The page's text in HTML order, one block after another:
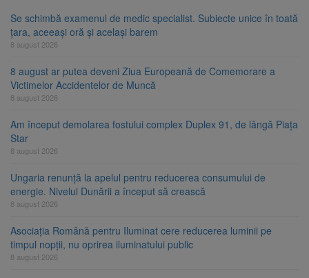
Se schimbă examenul de medic specialist. Subiecte unice în toată
țara, aceeași oră și același barem
8 august 2026
8 august ar putea deveni Ziua Europeană de Comemorare a
Victimelor Accidentelor de Muncă
8 august 2026
Am început demolarea fostului complex Duplex 91, de lângă Piața
Star
8 august 2026
Ungaria renunță la apelul pentru reducerea consumului de
energie. Nivelul Dunării a început să crească
8 august 2026
Asociația Română pentru Iluminat cere reducerea luminii pe
timpul nopții, nu oprirea iluminatului public
8 august 2026